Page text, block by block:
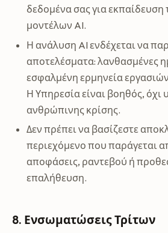
δεδομένα σας για
μοντέλων AI.
Η ανάλυση AI ενδέχεται να
αποτελέσματα: λανθασμένες
εσφαλμένη ερμηνεία
Η Υπηρεσία είναι βοηθός, όχι
ανθρώπινης κρίσης.
Δεν πρέπει να βασίζεστε
περιεχόμενο που παράγεται
αποφάσεις, ραντεβού ή
επαλήθευση.
8. Ενσωματώσεις Τρίτων